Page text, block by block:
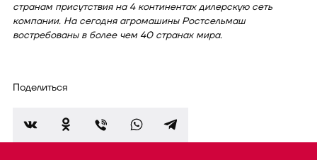
странам присутствия на 4 континентах дилерскую сеть
компании. На сегодня агромашины Ростсельмаш
востребованы в более чем 40 странах мира.
Поделиться